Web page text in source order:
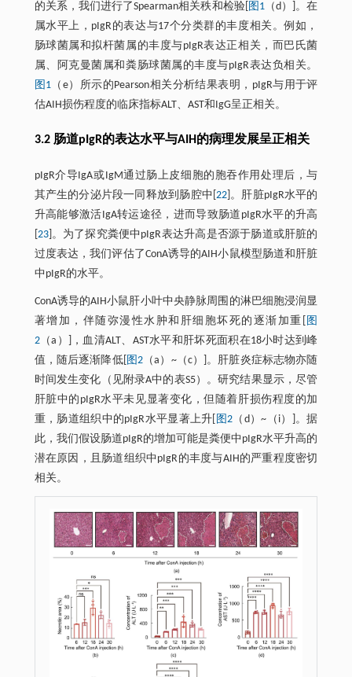
的关系，我们进行了Spearman相关秩和检验[ 图1（d）]。在
属水平上，pIgR的表达与17个分类群的丰度相关。例如，
肠球菌属和拟杆菌属的丰度与pIgR表达正相关，而巴氏菌
属、阿克曼菌属和粪肠球菌属的丰度与pIgR表达负相关。
图1 （e）所示的Pearson相关分析结果表明，pIgR与用于评
估AIH损伤程度的临床指标ALT、AST和IgG呈正相关。
3.2 肠道pIgR的表达水平与AIH的病理发展呈正相关
pIgR介导IgA或IgM通过肠上皮细胞的胞吞作用处理后，与
其产生的分泌片段一同释放到肠腔中[ 22]。肝脏pIgR水平的
升高能够激活IgA转运途径，进而导致肠道pIgR水平的升高
23]。为了探究粪便中pIgR表达升高是否源于肠道或肝脏的
过度表达，我们评估了ConA诱导的AIH小鼠模型肠道和肝脏
中pIgR的水平。
ConA诱导的AIH小鼠肝小叶中央静脉周围的淋巴细胞浸润显
著增加，伴随弥漫性水肿和肝细胞坏死的逐渐加重[ 图
2（a）]，血清ALT、AST水平和肝坏死面积在18小时达到峰
值，随后逐渐降低[ 图2（a）~（c）]。肝脏炎症标志物亦随
时间发生变化（见附录A中的表S5）。研究结果显示，尽管
肝脏中的pIgR水平未见显著变化，但随着肝损伤程度的加
重，肠道组织中的pIgR水平显著上升[ 图2 （d）~（i）]。据
此，我们假设肠道pIgR的增加可能是粪便中pIgR水平升高的
潜在原因，且肠道组织中pIgR的丰度与AIH的严重程度密切
相关。